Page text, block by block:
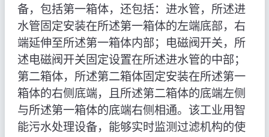
备，包括第一箱体，还包括：进水管，所述进
水管固定安装在所述第一箱体的左端底部，右
端延伸至所述第一箱体内部；电磁阀开关，所
述电磁阀开关固定设置在所述进水管的中部；
第二箱体，所述第二箱体固定安装在所述第一
箱体的右侧底端，且所述第二箱体的底端左侧
与所述第一箱体的底端右侧相通。该工业用智
能污水处理设备，能够实时监测过滤机构的使